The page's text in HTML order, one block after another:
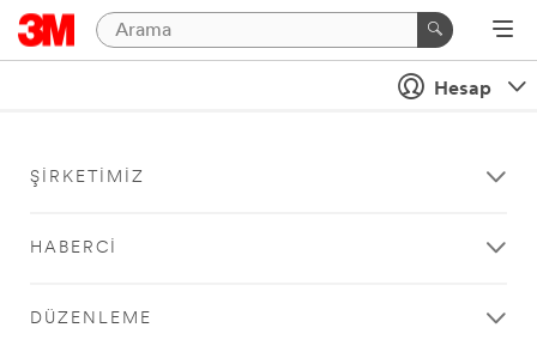
Hesap
ŞIRKETIMIZ
HABERCI
DÜZENLEME